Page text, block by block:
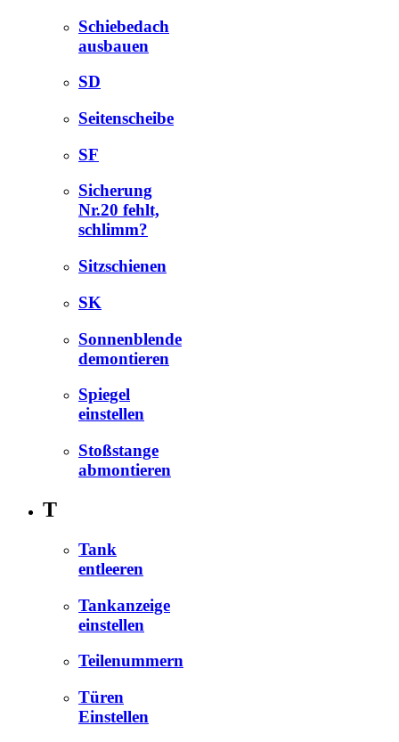
Schiebedach
ausbauen
SD
Seitenscheibe
SF
Sicherung
Nr.20 fehlt,
schlimm?
Sitzschienen
SK
Sonnenblende
demontieren
Spiegel
einstellen
Stoßstange
abmontieren
T
Tank
entleeren
Tankanzeige
einstellen
Teilenummern
Türen
Einstellen